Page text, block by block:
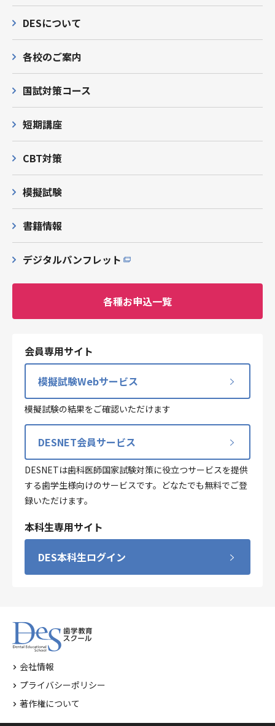
DESについて
各校のご案内
国試対策コース
短期講座
CBT対策
模擬試験
書籍情報
デジタルパンフレット
各種お申込一覧
会員専用サイト
模擬試験Webサービス
模擬試験の結果をご確認いただけます
DESNET会員サービス
DESNETは歯科医師国家試験対策に役立つサービスを提供
する歯学生様向けのサービスです。どなたでも無料でご登
録いただけます。
本科生専用サイト
DES本科生ログイン
会社情報
プライバシーポリシー
著作権について